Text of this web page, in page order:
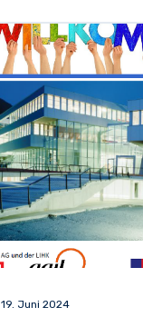
19. Juni 2024